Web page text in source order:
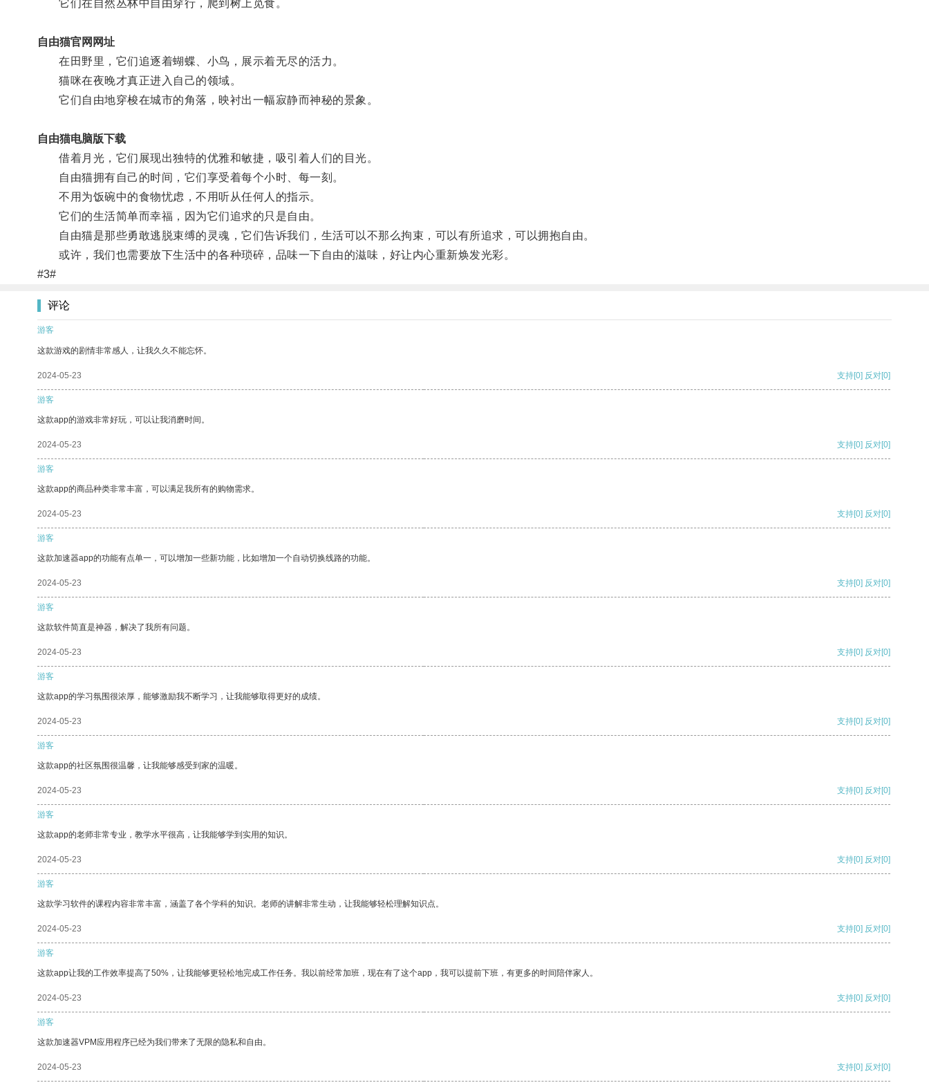
它们在自然丛林中自由穿行，爬到树上觅食。
自由猫官网网址
在田野里，它们追逐着蝴蝶、小鸟，展示着无尽的活力。
猫咪在夜晚才真正进入自己的领域。
它们自由地穿梭在城市的角落，映衬出一幅寂静而神秘的景象。
自由猫电脑版下载
借着月光，它们展现出独特的优雅和敏捷，吸引着人们的目光。
自由猫拥有自己的时间，它们享受着每个小时、每一刻。
不用为饭碗中的食物忧虑，不用听从任何人的指示。
它们的生活简单而幸福，因为它们追求的只是自由。
自由猫是那些勇敢逃脱束缚的灵魂，它们告诉我们，生活可以不那么拘束，可以有所追求，可以拥抱自由。
或许，我们也需要放下生活中的各种琐碎，品味一下自由的滋味，好让内心重新焕发光彩。
#3#
评论
游客
这款游戏的剧情非常感人，让我久久不能忘怀。
2024-05-23 支持[0] 反对[0]
游客
这款app的游戏非常好玩，可以让我消磨时间。
2024-05-23 支持[0] 反对[0]
游客
这款app的商品种类非常丰富，可以满足我所有的购物需求。
2024-05-23 支持[0] 反对[0]
游客
这款加速器app的功能有点单一，可以增加一些新功能，比如增加一个自动切换线路的功能。
2024-05-23 支持[0] 反对[0]
游客
这款软件简直是神器，解决了我所有问题。
2024-05-23 支持[0] 反对[0]
游客
这款app的学习氛围很浓厚，能够激励我不断学习，让我能够取得更好的成绩。
2024-05-23 支持[0] 反对[0]
游客
这款app的社区氛围很温馨，让我能够感受到家的温暖。
2024-05-23 支持[0] 反对[0]
游客
这款app的老师非常专业，教学水平很高，让我能够学到实用的知识。
2024-05-23 支持[0] 反对[0]
游客
这款学习软件的课程内容非常丰富，涵盖了各个学科的知识。老师的讲解非常生动，让我能够轻松理解知识点。
2024-05-23 支持[0] 反对[0]
游客
这款app让我的工作效率提高了50%，让我能够更轻松地完成工作任务。我以前经常加班，现在有了这个app，我可以提前下班，有更多的时间陪伴家人。
2024-05-23 支持[0] 反对[0]
游客
这款加速器VPM应用程序已经为我们带来了无限的隐私和自由。
2024-05-23 支持[0] 反对[0]